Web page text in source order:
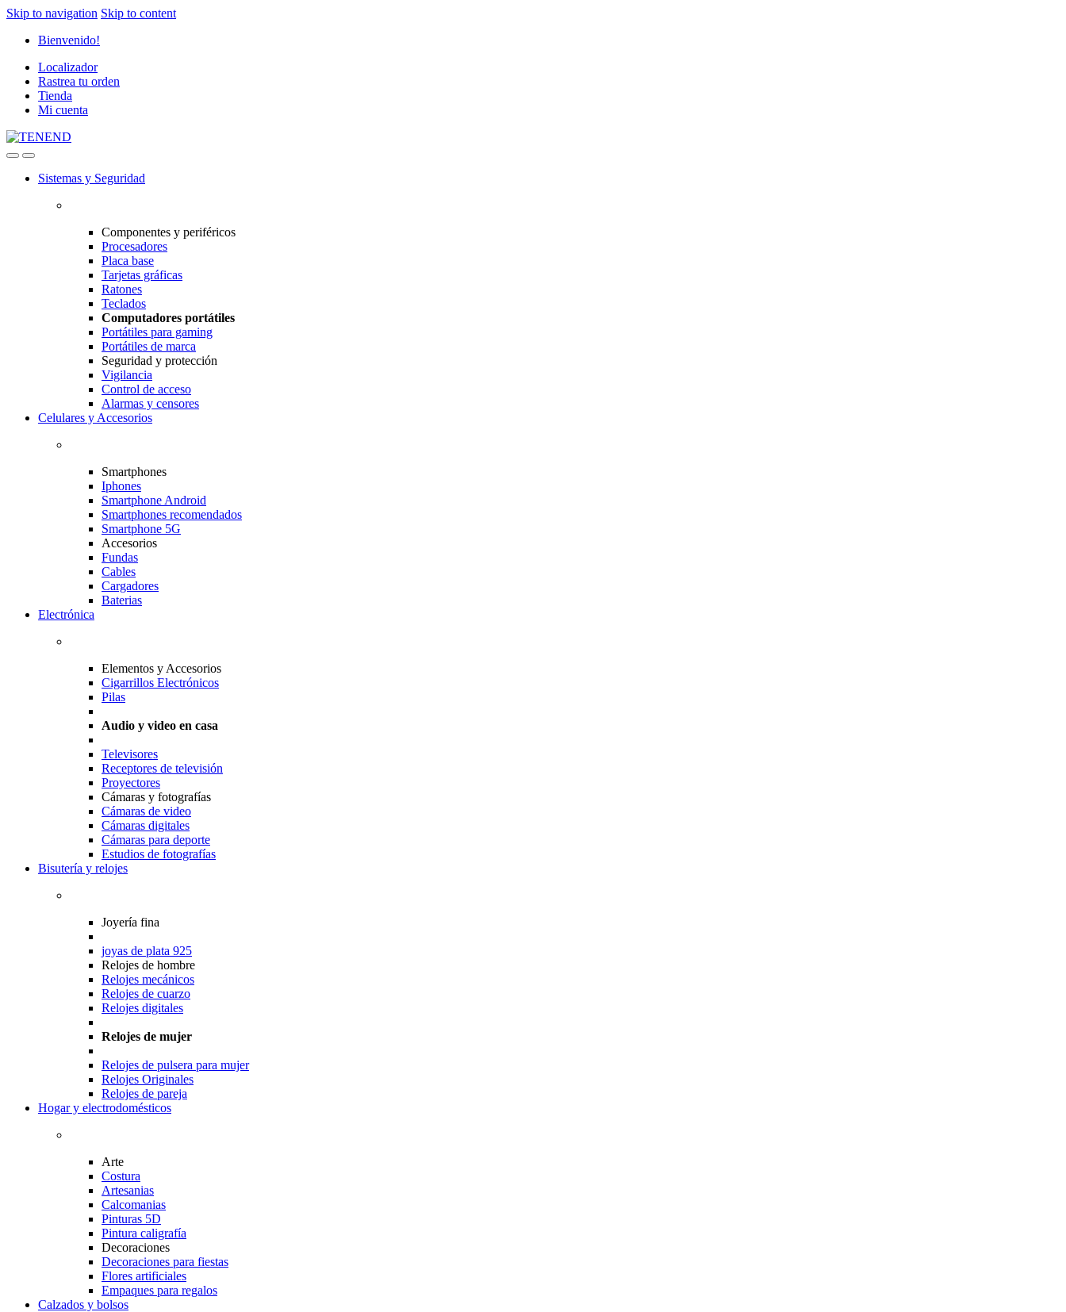
Skip to navigation Skip to content
Bienvenido!
Localizador
Rastrea tu orden
Tienda
Mi cuenta
Sistemas y Seguridad
Componentes y periféricos
Procesadores
Placa base
Tarjetas gráficas
Ratones
Teclados
Computadores portátiles
Portátiles para gaming
Portátiles de marca
Seguridad y protección
Vigilancia
Control de acceso
Alarmas y censores
Celulares y Accesorios
Smartphones
Iphones
Smartphone Android
Smartphones recomendados
Smartphone 5G
Accesorios
Fundas
Cables
Cargadores
Baterias
Electrónica
Elementos y Accesorios
Cigarrillos Electrónicos
Pilas
Audio y video en casa
Televisores
Receptores de televisión
Proyectores
Cámaras y fotografías
Cámaras de video
Cámaras digitales
Cámaras para deporte
Estudios de fotografías
Bisutería y relojes
Joyería fina
joyas de plata 925
Relojes de hombre
Relojes mecánicos
Relojes de cuarzo
Relojes digitales
Relojes de mujer
Relojes de pulsera para mujer
Relojes Originales
Relojes de pareja
Hogar y electrodomésticos
Arte
Costura
Artesanias
Calcomanias
Pinturas 5D
Pintura caligrafía
Decoraciones
Decoraciones para fiestas
Flores artificiales
Empaques para regalos
Calzados y bolsos